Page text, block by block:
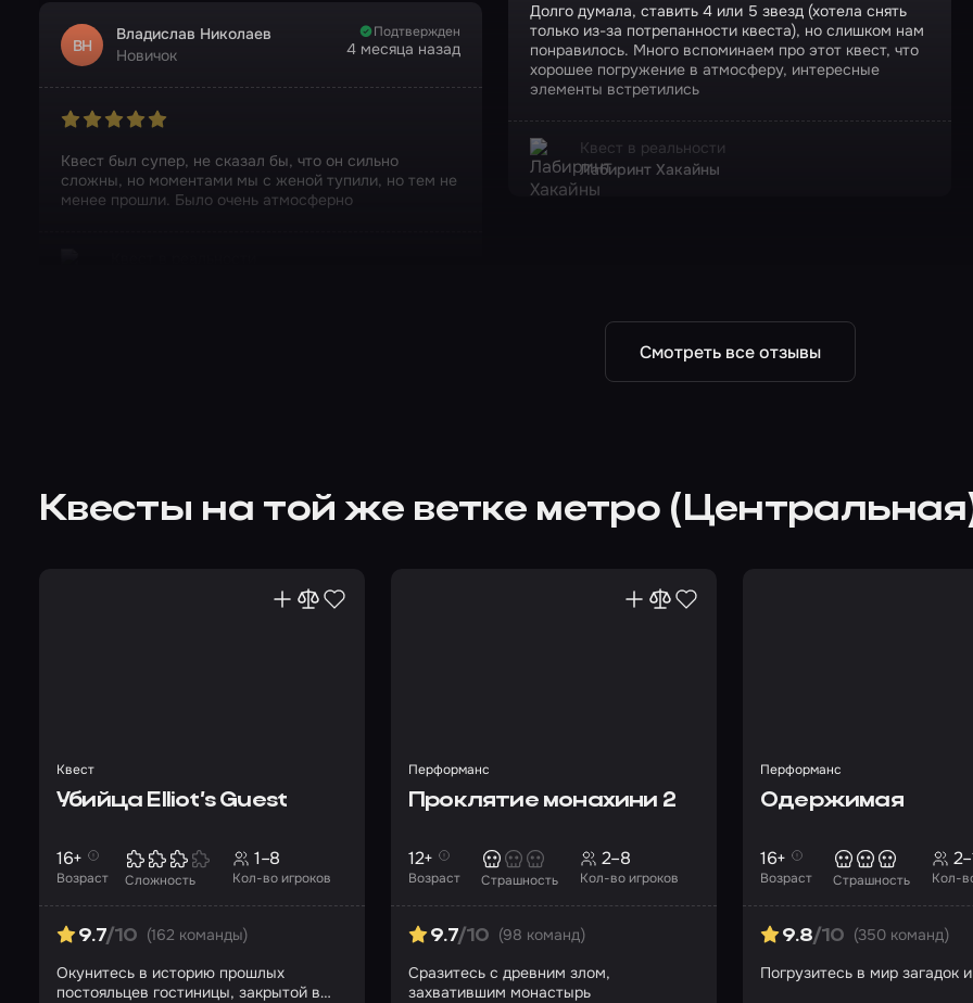
ВН
Владислав Николаев
Новичок
Подтвержден
4 месяца назад
Квест был супер, не сказал бы, что он сильно
сложны, но моментами мы с женой тупили, но тем не
менее прошли. Было очень атмосферно
Долго думала, ставить 4 или 5 звезд (хотела снять
только из-за потрепанности квеста), но слишком нам
понравилось. Много вспоминаем про этот квест, что
хорошее погружение в атмосферу, интересные
элементы встретились
Квест в реальности
Лабиринт Хакайны
Смотреть все отзывы
Квесты на той же ветке метро
Квест
Убийца Elliot’s Guest
Возраст
16+
Сложность Кол-во игроков
1–8
9.7/10 (162 команды)
Окунитесь в историю прошлых
постояльцев гостиницы, закрытой в
Перформанс
Проклятие монахини 2
Возраст
12+
Страшность Кол-во игроков
2–8
9.7/10 (98 команд)
Сразитесь с древним злом,
захватившим монастырь
Перформанс
Одержимая
Возраст
16+
Страшность Кол-
9.8/10 (350 команд)
Погрузитесь в мир загадок